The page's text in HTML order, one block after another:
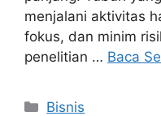
menjalani aktivitas
fokus, dan minim
penelitian … Baca
Kategori
Bisnis